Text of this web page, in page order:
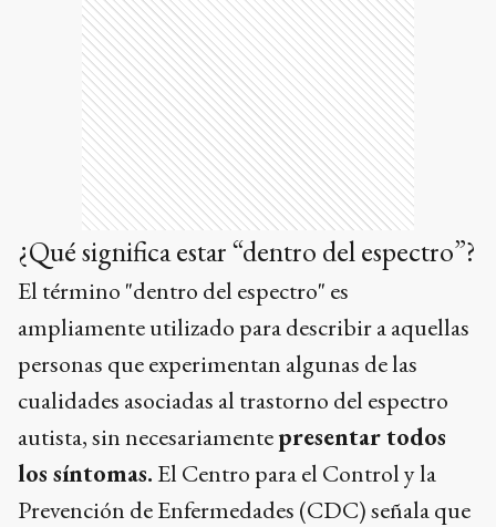
¿Qué significa estar “dentro del espectro”?
El término "dentro del espectro" es
ampliamente utilizado para describir a aquellas
personas que experimentan algunas de las
cualidades asociadas al trastorno del espectro
autista, sin necesariamentepresentar todos
los síntomas.El Centro para el Control y la
Prevención de Enfermedades (CDC) señala que